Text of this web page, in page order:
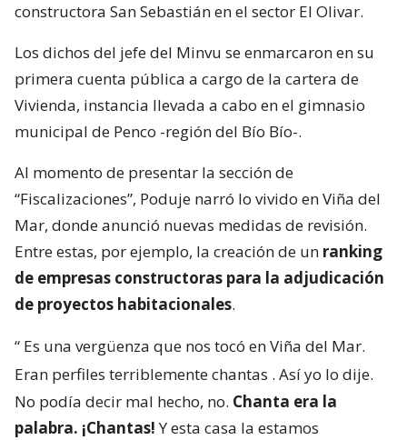
constructora San Sebastián en el sector El Olivar.
Los dichos del jefe del Minvu se enmarcaron en su
primera cuenta pública a cargo de la cartera de
Vivienda, instancia llevada a cabo en el gimnasio
municipal de Penco -región del Bío Bío-.
Al momento de presentar la sección de
“Fiscalizaciones”, Poduje narró lo vivido en Viña del
Mar, donde anunció nuevas medidas de revisión.
Entre estas, por ejemplo, la creación de un ranking
de empresas constructoras para la adjudicación
de proyectos habitacionales.
“ Es una vergüenza que nos tocó en Viña del Mar.
Eran perfiles terriblemente chantas . Así yo lo dije.
No podía decir mal hecho, no. Chanta era la
palabra. ¡Chantas!Y esta casa la estamos